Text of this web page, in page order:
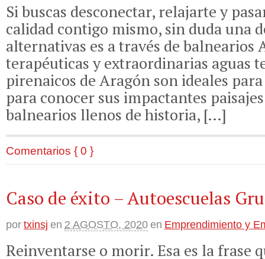
Si buscas desconectar, relajarte y
calidad contigo mismo, sin duda una
alternativas es a través de balnearios
terapéuticas y extraordinarias aguas
pirenaicos de Aragón son ideales
para conocer sus impactantes
balnearios llenos de historia, […]
Comentarios { 0 }
Caso de éxito – Autoescuelas
por txinsj en 2 AGOSTO, 2020 en Emprendimiento y
Reinventarse o morir. Esa es la frase